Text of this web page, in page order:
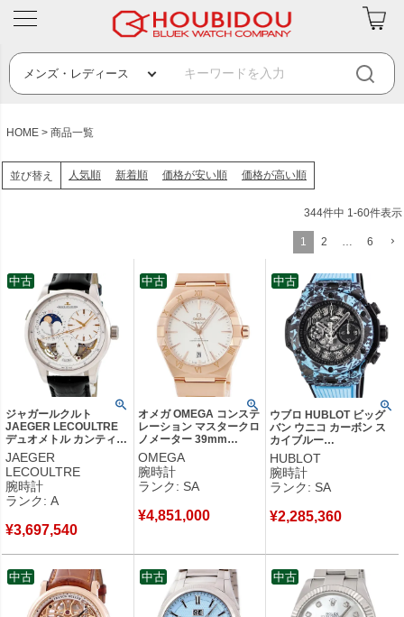
HOME 商品一覧
並び替え 人気順 新着順 価格が安い順 価格が高い順
344件中 1-60件表示
1 2 … 6
ジャガールクルト
JAEGER LECOULTRE
デュオメトル カンティエ
ーム ルネール Q6043420
602.3.24.S K18WG無垢
デイト メンズ 腕時計手
巻き シルバー 【中古】
中古美品
JAEGER
LECOULTRE
腕時計
ランク: A
¥3,697,540
中古
オメガ OMEGA コンステ
レーション マスタークロ
ノメーター 39mm
131.50.39.20.02.001 新
品同様 K18RG無垢 メン
ズ 腕時計自動巻き シル
バー 【中古】新品同様品
OMEGA
腕時計
ランク: SA
¥4,851,000
中古
ウブロ HUBLOT ビッグ
バン ウニコ カーボン ス
カイブルー
421.QL.1110.RX.JPN 新
品同様 水色 ブラック 限
定 メンズ 腕時計自動巻き
ブラック 【中古】新品同
HUBLOT
腕時計
ランク: SA
¥2,285,360
中古
中古 中古 中古